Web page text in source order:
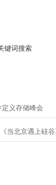
键词搜索
定义存储峰会
北京遇上硅谷》系列